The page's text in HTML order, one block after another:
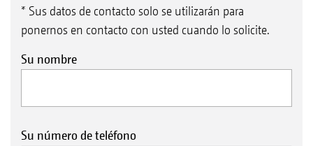
* Sus datos de contacto solo se utilizarán para
ponernos en contacto con usted cuando lo solicite.
Su nombre
Su número de teléfono